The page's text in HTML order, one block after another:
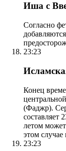
Иша с
Согласно
23:23
Конец
(Фаджр).
составляет
летом
этом
23:23